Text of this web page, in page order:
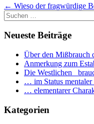
← Wieso der fragwürdige
Suchen
nach:
Neueste Beiträge
Über den Mißbrauch
Anmerkung zum
Die Westlichen
… im Status mentaler
… elementarer
Kategorien